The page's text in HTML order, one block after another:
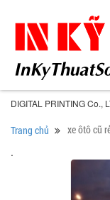
DIGITAL PRINTING Co.,
Trang chủ xe ôtô cũ
.